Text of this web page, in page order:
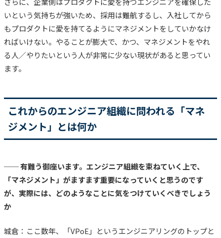
いという気持ちが強いため、採用は難航するし、入社してから
もプロダクトに愛を持てるようにマネジメントをしていかなけ
ればいけない。やることが膨大で、かつ、マネジメントをやれ
る人／やりたいという人が非常に少ない現状があると思ってい
ます。
これからのエンジニア組織に問われる「マネ
ジメント」とは何か
── 有難う御座います。エンジニア組織を束ねていく上で、
「マネジメント」がますます重要になっていくと思うのです
が、実際には、どのようなことに気をつけていくべきでしょう
か
城倉：ここ数年、「VPoE」というエンジニアリングのトップと